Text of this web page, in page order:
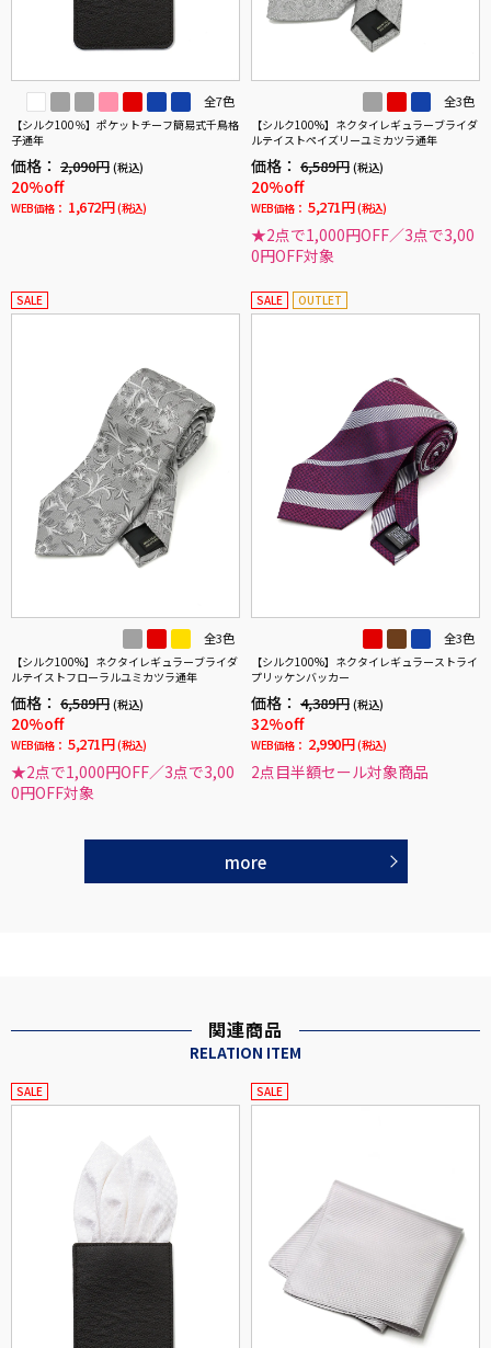
全7色
【シルク100％】ポケットチーフ簡易式千鳥格
子通年
価格： 2,090円 (税込)
20%off
WEB価格： 1,672円 (税込)
全3色
【シルク100%】ネクタイレギュラーブライダ
ルテイストペイズリーユミカツラ通年
価格： 6,589円 (税込)
20%off
WEB価格： 5,271円 (税込)
★2点で1,000円OFF／3点で3,00
0円OFF対象
SALE
全3色
【シルク100%】ネクタイレギュラーブライダ
ルテイストフローラルユミカツラ通年
価格： 6,589円 (税込)
20%off
WEB価格： 5,271円 (税込)
★2点で1,000円OFF／3点で3,00
0円OFF対象
SALE OUTLET
全3色
【シルク100%】ネクタイレギュラーストライ
プリッケンバッカー
価格： 4,389円 (税込)
32%off
WEB価格： 2,990円 (税込)
2点目半額セール対象商品
more
関連商品
RELATION ITEM
SALE SALE